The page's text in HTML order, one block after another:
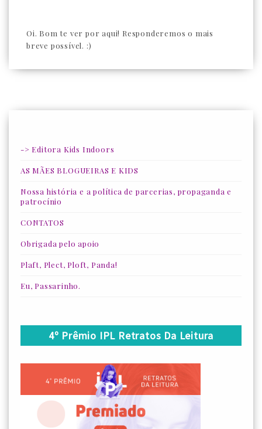
Oi. Bom te ver por aqui! Responderemos o mais
breve possível. :)
-> Editora Kids Indoors
AS MÃES BLOGUEIRAS E KIDS
Nossa história e a política de parcerias, propaganda e
patrocínio
CONTATOS
Obrigada pelo apoio
Plaft, Plect, Ploft, Panda!
Eu, Passarinho.
4º Prêmio IPL Retratos Da Leitura